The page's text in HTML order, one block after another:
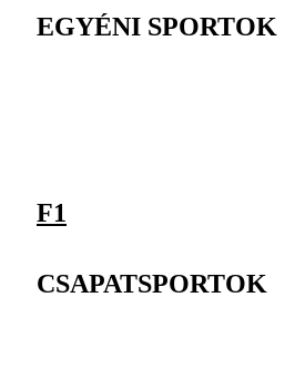
EGYÉNI SPORTOK
F1
CSAPATSPORTOK